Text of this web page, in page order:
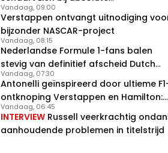
stuur bij Jeremy Clarkson
21 jul.
3
Red Bull lijkt hardnekkig lek nu
boven te hebben
20 jul.
2
Verstappen moet Red Bull nog
even de tijd geven
20 jul.
0
buitencategorie
Verstappen ontvangt uitnodiging
bijzonder NASCAR-project
Vandaag, 09:00
Nederlandse Formule 1-fans balen
stevig van definitief afscheid Dutch
Grand Prix
Vandaag, 08:15
Antonelli geïnspireerd door ultieme
ontknoping Verstappen en Hamilton:
"Leven of dood!"
Vandaag, 07:30
INTERVIEW Russell veerkrachtig
aanhoudende problemen in titelstrijd
Vandaag, 06:45